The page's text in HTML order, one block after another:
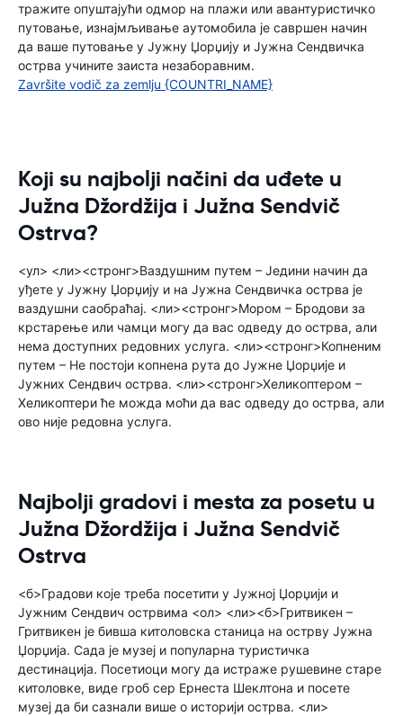
тражите опуштајући одмор на плажи или авантуристичко
путовање, изнајмљивање аутомобила је савршен начин
да ваше путовање у Јужну Џорџију и Јужна Сендвичка
острва учините заиста незаборавним.
Završite vodič za zemlju {COUNTRI_NAME}
Koji su najbolji načini da uđete u
Južna Džordžija i Južna Sendvič
Ostrva?
<ул> <ли><стронг>Ваздушним путем – Једини начин да
уђете у Јужну Џорџију и на Јужна Сендвичка острва је
ваздушни саобраћај. <ли><стронг>Мором – Бродови за
крстарење или чамци могу да вас одведу до острва, али
нема доступних редовних услуга. <ли><стронг>Копненим
путем – Не постоји копнена рута до Јужне Џорџије и
Јужних Сендвич острва. <ли><стронг>Хеликоптером –
Хеликоптери ће можда моћи да вас одведу до острва, али
ово није редовна услуга.
Najbolji gradovi i mesta za posetu u
Južna Džordžija i Južna Sendvič
Ostrva
<б>Градови које треба посетити у Јужној Џорџији и
Јужним Сендвич острвима <ол> <ли><б>Гритвикен –
Гритвикен је бивша китоловска станица на острву Јужна
Џорџија. Сада је музеј и популарна туристичка
дестинација. Посетиоци могу да истраже рушевине старе
китоловке, виде гроб сер Ернеста Шеклтона и посете
музеј да би сазнали више о историји острва. <ли>